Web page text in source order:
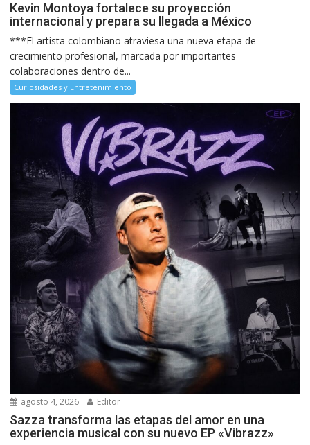
Kevin Montoya fortalece su proyección
internacional y prepara su llegada a México
***El artista colombiano atraviesa una nueva etapa de
crecimiento profesional, marcada por importantes
colaboraciones dentro de...
Curiosidades y Entretenimiento
agosto 4, 2026 Editor
Sazza transforma las etapas del amor en una
experiencia musical con su nuevo EP «Vibrazz»